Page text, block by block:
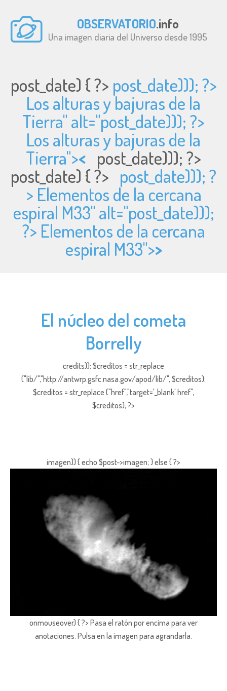
OBSERVATORIO.info
Una imagen diaria del Universo desde 1995
post_date) { ?> post_date))); ?>
Los alturas y bajuras de la
Tierra" alt="post_date))); ?>
Los alturas y bajuras de la
Tierra">< post_date))); ?>
post_date) { ?> post_date))); ?
> Elementos de la cercana
espiral M33" alt="post_date)));
?> Elementos de la cercana
espiral M33">>
El núcleo del cometa
Borrelly
credits)); $creditos = str_replace
("lib/","http://antwrp.gsfc.nasa.gov/apod/lib/", $creditos);
$creditos = str_replace ("href","target='_blank' href",
$creditos); ?>
imagen)) { echo $post->imagen; } else { ?>
onmouseover) { ?> Pasa el ratón por encima para ver
anotaciones. Pulsa en la imagen para agrandarla.